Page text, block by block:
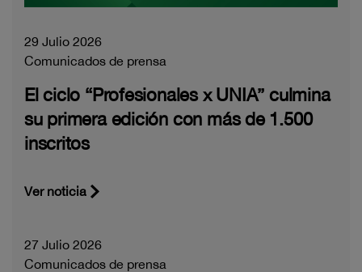
29 Julio 2026
Comunicados de prensa
El ciclo “Profesionales x UNIA” culmina
su primera edición con más de 1.500
inscritos
Ver noticia
27 Julio 2026
Comunicados de prensa